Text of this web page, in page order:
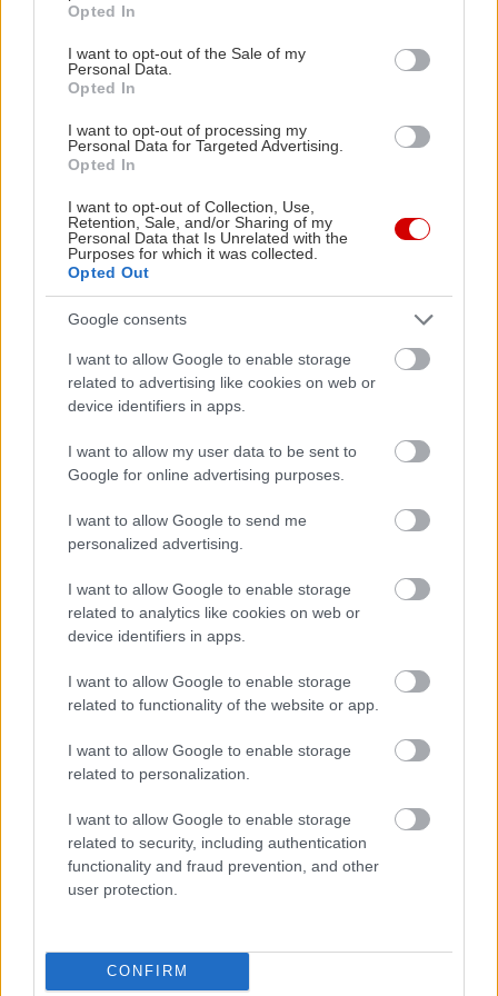
use your data for below specified purposes in below Google
consent section.
Opted In
I want to opt-out of the Sale of my
Personal Data.
Opted In
I want to opt-out of processing my
Personal Data for Targeted Advertising.
Opted In
I want to opt-out of Collection, Use,
Retention, Sale, and/or Sharing of my
Personal Data that Is Unrelated with the
Purposes for which it was collected.
Opted Out
Google consents
I want to allow Google to enable storage
related to advertising like cookies on web or
device identifiers in apps.
I want to allow my user data to be sent to
Google for online advertising purposes.
I want to allow Google to send me
personalized advertising.
I want to allow Google to enable storage
related to analytics like cookies on web or
device identifiers in apps.
I want to allow Google to enable storage
related to functionality of the website or app.
I want to allow Google to enable storage
related to personalization.
I want to allow Google to enable storage
related to security, including authentication
functionality and fraud prevention, and other
user protection.
CONFIRM
Νουνού, όμως, ένα!
Έκαστος στο είδος του
του Λουμίδη μέχρι σήμερα, μετρά παραπάνω από